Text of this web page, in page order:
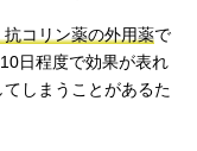
コリン薬の外用薬で
日程度で効果が表れ
しまうことがあるた